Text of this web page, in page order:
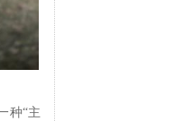
种“主